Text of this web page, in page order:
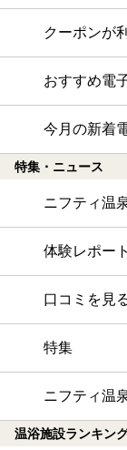
クーポンが
おすすめ電
今月の新着
特集・ニュース
ニフティ温
体験レポート
口コミを見
特集
ニフティ温
温浴施設ランキン